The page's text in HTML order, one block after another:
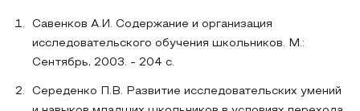
Савенков А.И. Содержание и организация
исследовательского обучения школьников. М.:
Сентябрь, 2003. - 204 с.
Середенко П.В. Развитие исследовательских умений